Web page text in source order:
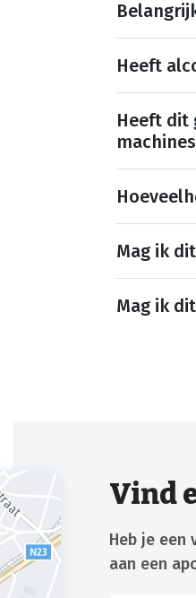
Heeft
Heeft dit
Mag ik
Mag ik
Vind
Heb je een
aan een